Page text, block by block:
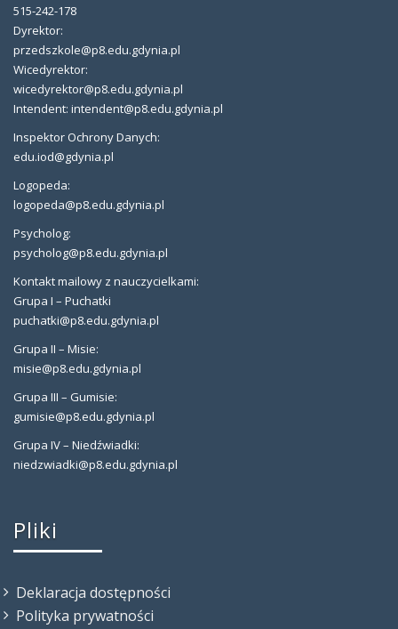
515-242-178
Dyrektor:
przedszkole@p8.edu.gdynia.pl
Wicedyrektor:
wicedyrektor@p8.edu.gdynia.pl
Intendent: intendent@p8.edu.gdynia.pl
Inspektor Ochrony Danych:
edu.iod@gdynia.pl
Logopeda:
logopeda@p8.edu.gdynia.pl
Psycholog:
psycholog@p8.edu.gdynia.pl
Kontakt mailowy z nauczycielkami:
Grupa I – Puchatki
puchatki@p8.edu.gdynia.pl
Grupa II – Misie:
misie@p8.edu.gdynia.pl
Grupa III – Gumisie:
gumisie@p8.edu.gdynia.pl
Grupa IV – Niedźwiadki:
niedzwiadki@p8.edu.gdynia.pl
Pliki
Deklaracja dostępności
Polityka prywatności